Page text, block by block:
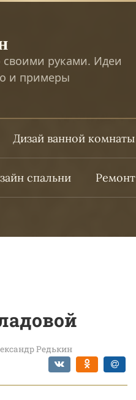
своими руками. Идеи
и примеры
Дизай ванной комнаты
спальни Ремонт
Редькин